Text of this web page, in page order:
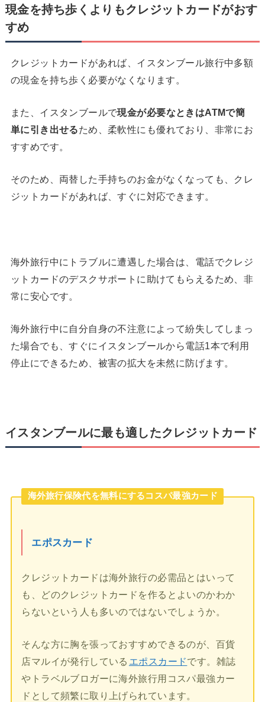
現金を持ち歩くよりもクレジットカードがおす
すめ
クレジットカードがあれば、イスタンブール旅行中多額
の現金を持ち歩く必要がなくなります。
また、イスタンブールで現金が必要なときはATMで簡
単に引き出せるため、柔軟性にも優れており、非常にお
すすめです。
そのため、両替した手持ちのお金がなくなっても、クレ
ジットカードがあれば、すぐに対応できます。
海外旅行中にトラブルに遭遇した場合は、電話でクレジ
ットカードのデスクサポートに助けてもらえるため、非
常に安心です。
海外旅行中に自分自身の不注意によって紛失してしまっ
た場合でも、すぐにイスタンブールから電話1本で利用
停止にできるため、被害の拡大を未然に防げます。
イスタンブールに最も適したクレジットカード
海外旅行保険代を無料にするコスパ最強カード
エポスカード
クレジットカードは海外旅行の必需品とはいって
も、どのクレジットカードを作るとよいのかわか
らないという人も多いのではないでしょうか。
そんな方に胸を張っておすすめできるのが、百貨
店マルイが発行している エポスカードです。雑誌
やトラベルブロガーに海外旅行用コスパ最強カー
ドとして頻繁に取り上げられています。